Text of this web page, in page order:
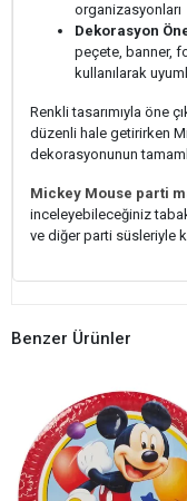
organizasyonları
Dekorasyon
peçete, banner,
kullanılarak
Renkli tasarımıyla öne
düzenli hale getirirken
dekorasyonunun
Mickey Mouse parti
inceleyebileceğiniz
ve diğer parti süsleriyle
Benzer Ürünler